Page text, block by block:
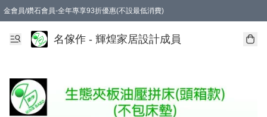
金會員/鑽石會員-全年專享93折優惠(不設最低消費)
名傢作 - 輝煌家居設計成員